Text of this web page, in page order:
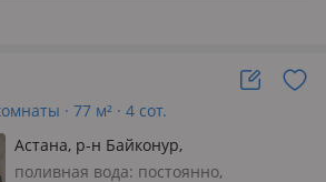
· 77 м² · 4 сот.
Астана, р-н Байконур,
Шортандинская 18 — Кеменгерулы
поливная вода: постоянно,